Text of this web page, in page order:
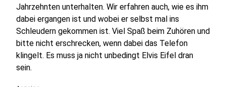
Jahrzehnten unterhalten. Wir erfahren auch, wie es ihm
dabei ergangen ist und wobei er selbst mal ins
Schleudern gekommen ist. Viel Spaß beim Zuhören und
bitte nicht erschrecken, wenn dabei das Telefon
klingelt. Es muss ja nicht unbedingt Elvis Eifel dran
sein.